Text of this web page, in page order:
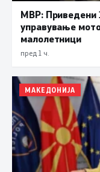
МВР: Приведени
управување
малолетници
пред 1 ч.
МАКЕДОНИЈА